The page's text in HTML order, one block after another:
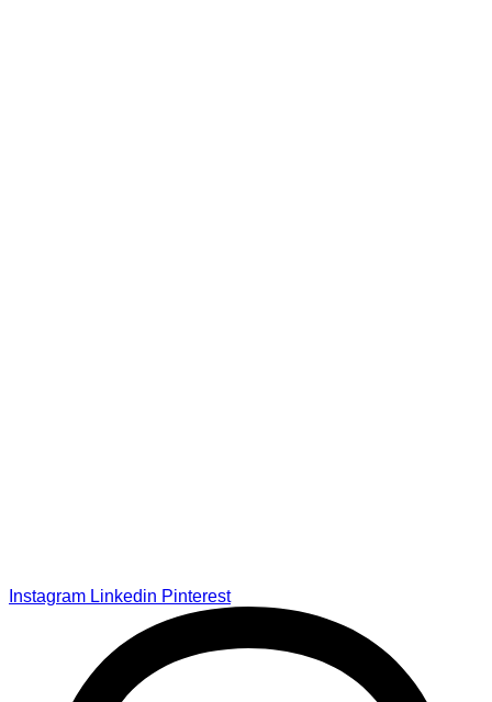
Instagram Linkedin Pinterest